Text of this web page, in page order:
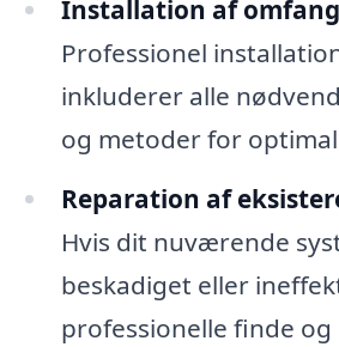
Installation af
Professionel
inkluderer alle
og metoder for
Reparation af
Hvis dit nuværende
beskadiget eller
professionelle finde